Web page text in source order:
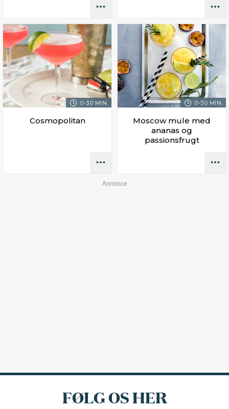
0-30 MIN.
Cosmopolitan
0-30 MIN.
Moscow mule med
ananas og
passionsfrugt
FØLG OS HER